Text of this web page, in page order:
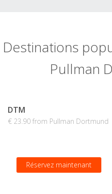
Destinations
Pullman
DTM
€ 23.90 from Pullman Dortmund
Réservez maintenant